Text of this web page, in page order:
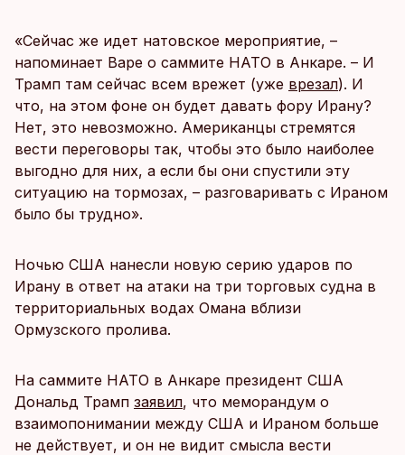
«Сейчас же идет натовское мероприятие, –
напоминает Варе о саммите НАТО в Анкаре. – И
Трамп там сейчас всем врежет (уже врезал). И
что, на этом фоне он будет давать фору Ирану?
Нет, это невозможно. Американцы стремятся
вести переговоры так, чтобы это было наиболее
выгодно для них, а если бы они спустили эту
ситуацию на тормозах, – разговаривать с Ираном
было бы трудно».
Ночью США нанесли новую серию ударов по
Ирану в ответ на атаки на три торговых судна в
территориальных водах Омана вблизи
Ормузского пролива.
На саммите НАТО в Анкаре президент США
Дональд Трамп заявил, что меморандум о
взаимопонимании между США и Ираном больше
не действует, и он не видит смысла вести